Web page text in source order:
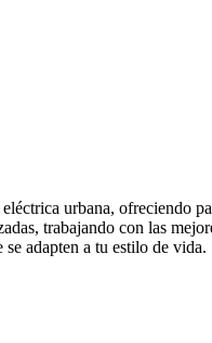
urbana, ofreciendo
trabajando con las
adapten a tu estilo de vida.